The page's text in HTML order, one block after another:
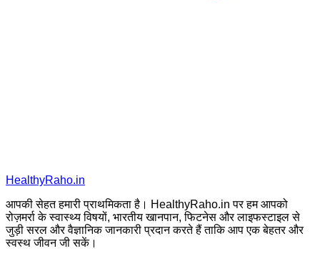
HealthyRaho.in
आपकी सेहत हमारी प्राथमिकता है। HealthyRaho.in पर हम आपको
रोज़मर्रा के स्वास्थ्य विषयों, भारतीय खानपान, फिटनेस और लाइफस्टाइल से
जुड़ी सरल और वैज्ञानिक जानकारी प्रदान करते हैं ताकि आप एक बेहतर और
स्वस्थ जीवन जी सकें।